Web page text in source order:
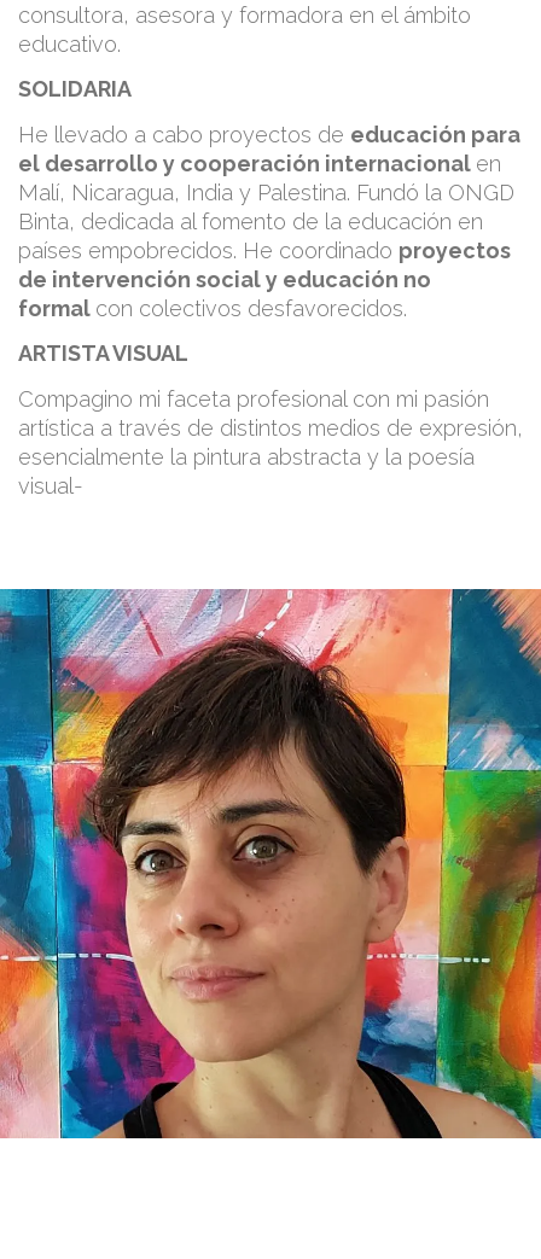
consultora, asesora y formadora en el ámbito
educativo.
SOLIDARIA
He llevado a cabo proyectos de educación para
el desarrollo y cooperación internacional en
Malí, Nicaragua, India y Palestina. Fundó la ONGD
Binta, dedicada al fomento de la educación en
países empobrecidos. He coordinado proyectos
de intervención social y educación no
formal con colectivos desfavorecidos.
ARTISTA VISUAL
Compagino mi faceta profesional con mi pasión
artística a través de distintos medios de expresión,
esencialmente la pintura abstracta y la poesía
visual-